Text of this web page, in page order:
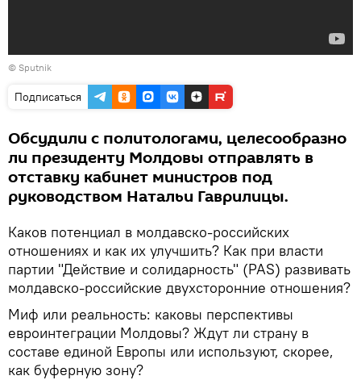
© Sputnik
Подписаться
Обсудили с политологами, целесообразно
ли президенту Молдовы отправлять в
отставку кабинет министров под
руководством Натальи Гаврилицы.
Каков потенциал в молдавско-российских
отношениях и как их улучшить? Как при власти
партии "Действие и солидарность" (PAS) развивать
молдавско-российские двухсторонние отношения?
Миф или реальность: каковы перспективы
евроинтеграции Молдовы? Ждут ли страну в
составе единой Европы или используют, скорее,
как буферную зону?